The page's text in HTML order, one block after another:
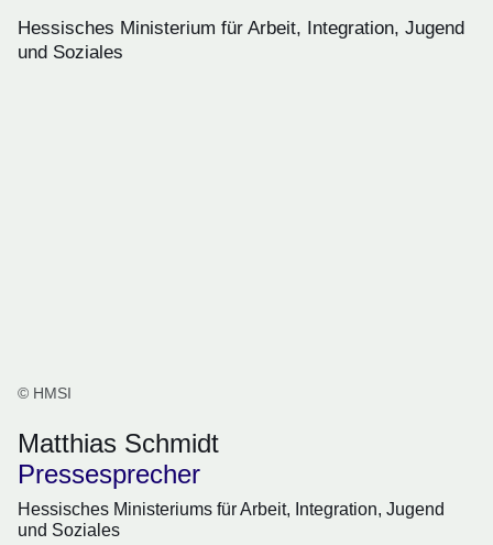
Hessisches Ministerium für Arbeit, Integration, Jugend
und Soziales
© HMSI
Matthias Schmidt
Pressesprecher
Hessisches Ministeriums für Arbeit, Integration, Jugend
und Soziales